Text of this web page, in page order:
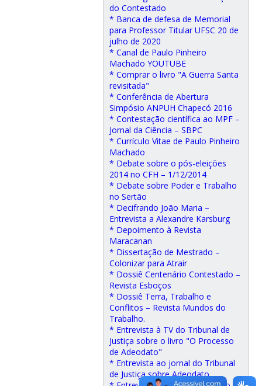
do Contestado
* Banca de defesa de Memorial
para Professor Titular UFSC 20 de
julho de 2020
* Canal de Paulo Pinheiro
Machado YOUTUBE
* Comprar o livro "A Guerra Santa
revisitada"
* Conferência de Abertura
Simpósio ANPUH Chapecó 2016
* Contestação científica ao MPF –
Jornal da Ciência – SBPC
* Currículo Vitae de Paulo Pinheiro
Machado
* Debate sobre o pós-eleições
2014 no CFH – 1/12/2014
* Debate sobre Poder e Trabalho
no Sertão
* Decifrando João Maria –
Entrevista a Alexandre Karsburg
* Depoimento à Revista
Maracanan
* Dissertação de Mestrado –
Colonizar para Atrair
* Dossiê Centenário Contestado –
Revista Esboços
* Dossiê Terra, Trabalho e
Conflitos – Revista Mundos do
Trabalho.
* Entrevista à TV do Tribunal de
Justiça sobre o livro "O Processo
de Adeodato"
* Entrevista ao jornal do Tribunal
de Justiça sobre Adeodato